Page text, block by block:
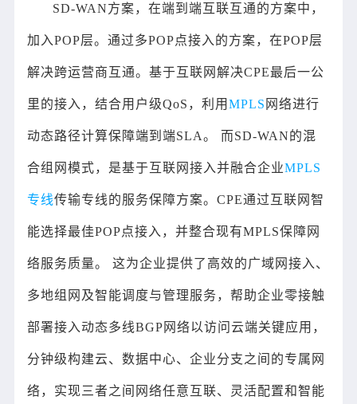
SD-WAN方案，在端到端互联互通的方案中，
加入POP层。通过多POP点接入的方案，在POP层
解决跨运营商互通。基于互联网解决CPE最后一公
里的接入，结合用户级QoS，利用MPLS 网络进行
动态路径计算保障端到端SLA。 而SD-WAN的混
合组网模式，是基于互联网接入并融合企业MPLS
专线传输专线的服务保障方案。CPE通过互联网智
能选择最佳POP点接入，并整合现有MPLS保障网
络服务质量。 这为企业提供了高效的广域网接入、
多地组网及智能调度与管理服务，帮助企业零接触
部署接入动态多线BGP网络以访问云端关键应用，
分钟级构建云、数据中心、企业分支之间的专属网
络，实现三者之间网络任意互联、灵活配置和智能